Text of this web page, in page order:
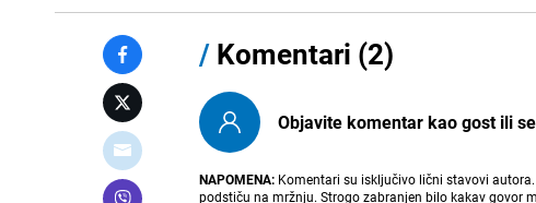
/ Komentari (2)
Objavite komentar kao gost ili
NAPOMENA: Komentari su isključivo lični stavovi
podstiču na mržnju. Strogo zabranjen bilo kakav govor